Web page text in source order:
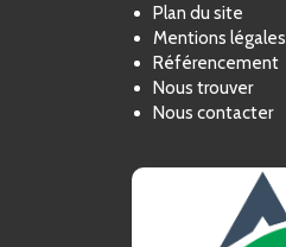
Plan du site
Mentions légales
Référencement
Nous trouver
Nous contacter